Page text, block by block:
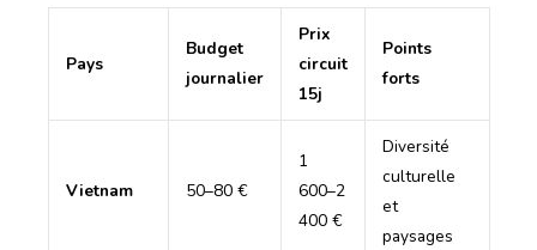
Pays
Budget
journalier
Prix
circuit
15j
Points
forts
Vietnam 50–80 €
1
600–2
400 €
Diversité
culturelle
et
paysages